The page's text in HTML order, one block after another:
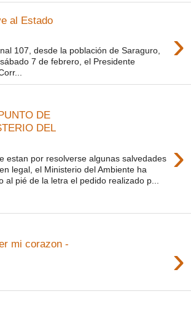
al Estado
›
107, desde la población de Saraguro,
7 de febrero, el Presidente
DE
DEL
›
estan por resolverse algunas salvedades
legal, el Ministerio del Ambiente ha
al pié de la letra el pedido realizado p...
mi corazon -
›